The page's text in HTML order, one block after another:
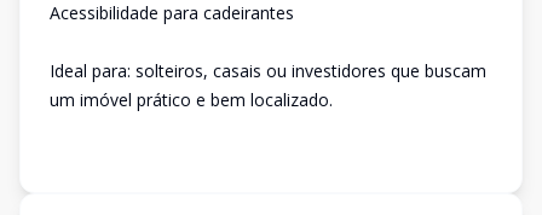
Acessibilidade para cadeirantes
Ideal para: solteiros, casais ou investidores que buscam
um imóvel prático e bem localizado.